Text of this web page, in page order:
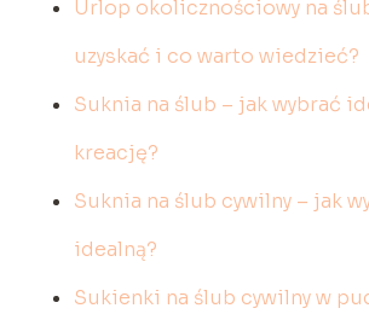
Urlop okolicznościowy na
uzyskać i co warto wiedzieć?
Suknia na ślub – jak wybrać
kreację?
Suknia na ślub cywilny – jak
idealną?
Sukienki na ślub cywilny w